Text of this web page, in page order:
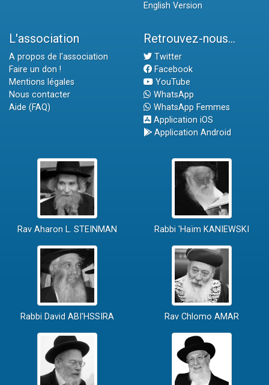
English Version
L'association
A propos de l'association
Faire un don !
Mentions légales
Nous contacter
Aide (FAQ)
Retrouvez-nous...
Twitter
Facebook
YouTube
WhatsApp
WhatsApp Femmes
Application iOS
Application Android
Rav Aharon L. STEINMAN Rabbi 'Haïm KANIEWSKI
Rabbi David ABI'HSSIRA Rav Chlomo AMAR